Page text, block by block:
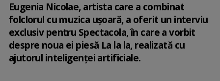
Eugenia Nicolae, artista care a combinat
folclorul cu muzica ușoară, a oferit un interviu
exclusiv pentru Spectacola, în care a vorbit
despre noua ei piesă La la la, realizată cu
ajutorul inteligenței artificiale.